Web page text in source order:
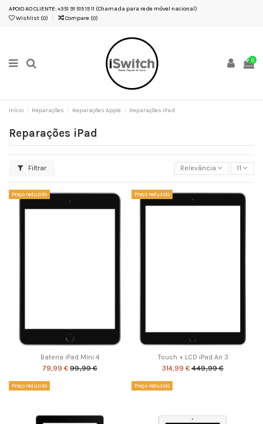
APOIO AO CLIENTE: +351 91 515 15 11 (Chamada para rede móvel nacional)
Wishlist (0) Compare (0)
0
Início Reparações Reparações Apple Reparações iPad
Reparações iPad
Filtrar Relevância 11
Preço reduzido
Bateria iPad Mini 4
79,99 € 99,99 €
Preço reduzido
Touch + LCD iPad Air 3
314,99 € 449,99 €
Preço reduzido Preço reduzido